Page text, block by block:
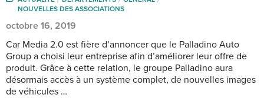
NOUVELLES DES ASSOCIATIONS
octobre 16, 2019
Car Media 2.0 est fière d’annoncer que le Palladino Auto
Group a choisi leur entreprise afin d’améliorer leur offre de
produit. Grâce à cette relation, le groupe Palladino aura
désormais accès à un système complet, de nouvelles images
de véhicules …